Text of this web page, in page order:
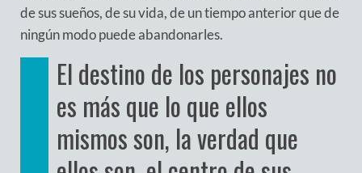
de sus sueños, de su vida, de un tiempo anterior que de
ningún modo puede abandonarles.
El destino de los personajes no
es más que lo que ellos
mismos son, la verdad que